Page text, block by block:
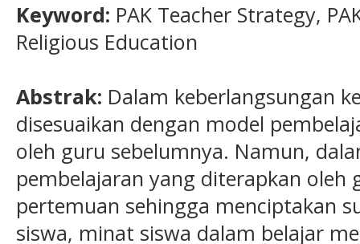
Keyword: PAK Teacher Strategy,
Religious Education
Abstrak: Dalam keberlangsungan
disesuaikan dengan model
oleh guru sebelumnya. Namun,
pembelajaran yang diterapkan oleh
pertemuan sehingga menciptakan
siswa, minat siswa dalam belajar